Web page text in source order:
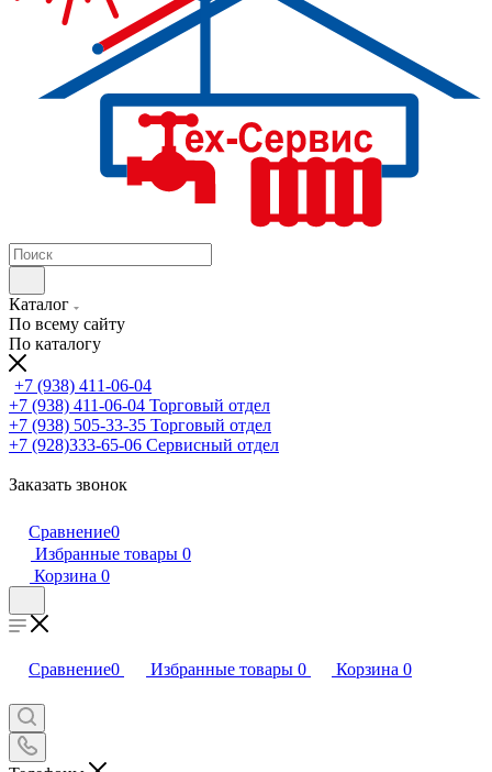
Каталог
По всему сайту
По каталогу
+7 (938) 411-06-04
+7 (938) 411-06-04 Торговый отдел
+7 (938) 505-33-35 Торговый отдел
+7 (928)333-65-06 Сервисный отдел
Заказать звонок
Сравнение0
Избранные товары 0
Корзина 0
Сравнение0 Избранные товары 0 Корзина 0